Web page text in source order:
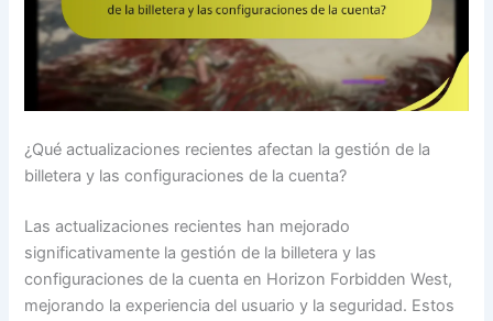
¿Qué actualizaciones recientes afectan la gestión de la
billetera y las configuraciones de la cuenta?
Las actualizaciones recientes han mejorado
significativamente la gestión de la billetera y las
configuraciones de la cuenta en Horizon Forbidden West,
mejorando la experiencia del usuario y la seguridad. Estos